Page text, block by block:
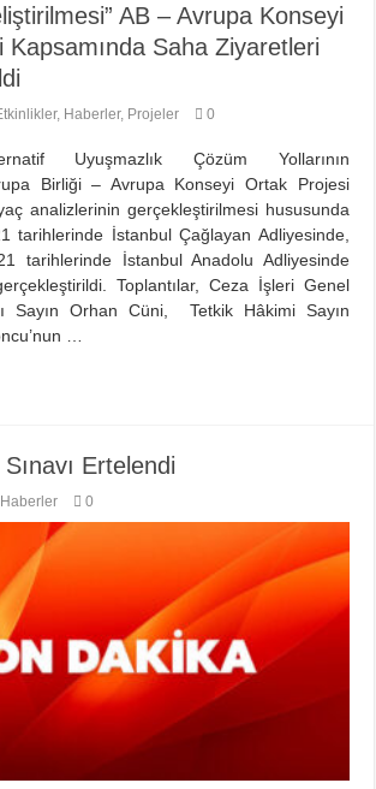
AB – Avrupa Konseyi
Kapsamında Saha Ziyaretleri
, Haberler, Projeler 0
Uyuşmazlık Çözüm Yollarının
Birliği – Avrupa Konseyi Ortak Projesi
analizlerinin gerçekleştirilmesi hususunda
tarihlerinde İstanbul Çağlayan Adliyesinde,
tarihlerinde İstanbul Anadolu Adliyesinde
Toplantılar, Ceza İşleri Genel
Sayın Orhan Cüni, Tetkik Hâkimi Sayın
…
Ertelendi
Haberler 0